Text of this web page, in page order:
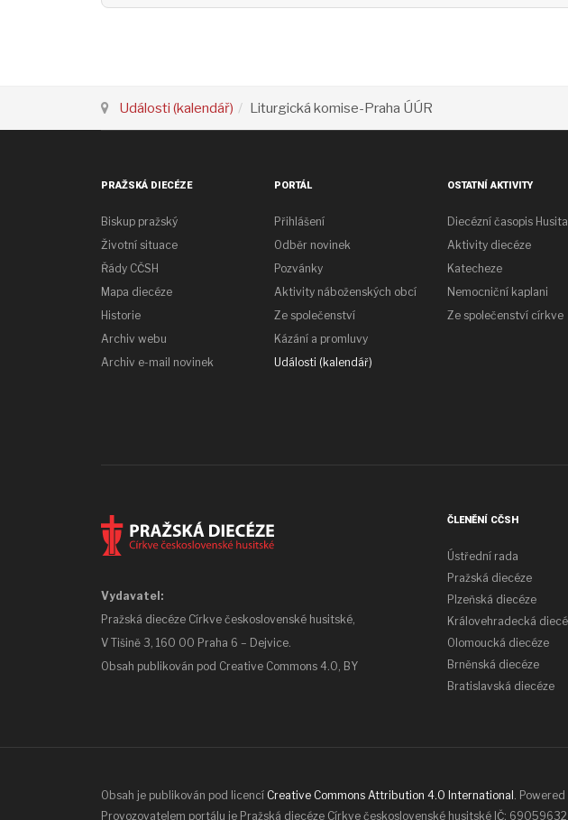
Události (kalendář) Liturgická komise-Praha ÚÚR
PRAŽSKÁ DIECÉZE
Biskup pražský
Životní situace
Řády CČSH
Mapa diecéze
Historie
Archiv webu
Archiv e-mail novinek
PORTÁL
Přihlášení
Odběr novinek
Pozvánky
Aktivity náboženských obcí
Ze společenství
Kázání a promluvy
Události (kalendář)
OSTATNÍ AKTIVITY
Diecézní časopis Husita
Aktivity diecéze
Katecheze
Nemocniční kaplani
Ze společenství církve
Vydavatel:
Pražská diecéze Církve československé husitské,
V Tišině 3, 160 00 Praha 6 – Dejvice.
Obsah publikován pod Creative Commons 4.0, BY
ČLENĚNÍ CČSH
Ústřední rada
Pražská diecéze
Plzeňská diecéze
Královehradecká
Olomoucká diecéze
Brněnská diecéze
Bratislavská diecéze
Obsah je publikován pod licencí Creative Commons Attribution 4.0 International . Powered
Provozovatelem portálu je Pražská diecéze Církve československé husitské IČ: 69059632